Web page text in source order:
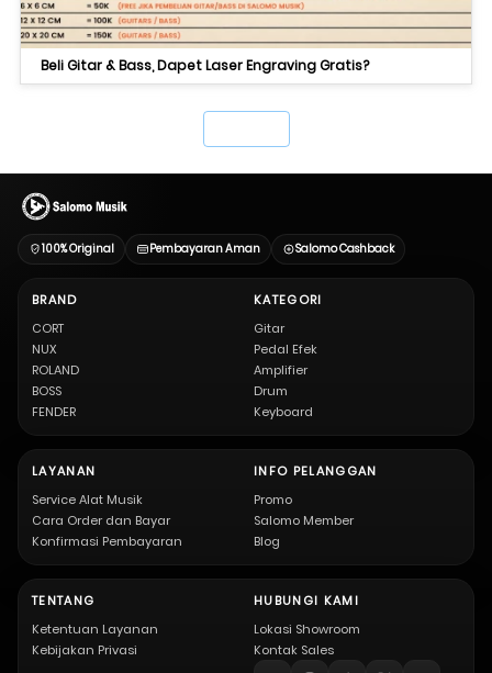
Beli Gitar & Bass, Dapet Laser Engraving Gratis?
100% Original Pembayaran Aman Salomo Cashback
BRAND
CORT
NUX
ROLAND
BOSS
FENDER
KATEGORI
Gitar
Pedal Efek
Amplifier
Drum
Keyboard
LAYANAN
Service Alat Musik
Cara Order dan Bayar
Konfirmasi Pembayaran
INFO PELANGGAN
Promo
Salomo Member
Blog
TENTANG
Ketentuan Layanan
Kebijakan Privasi
HUBUNGI KAMI
Lokasi Showroom
Kontak Sales